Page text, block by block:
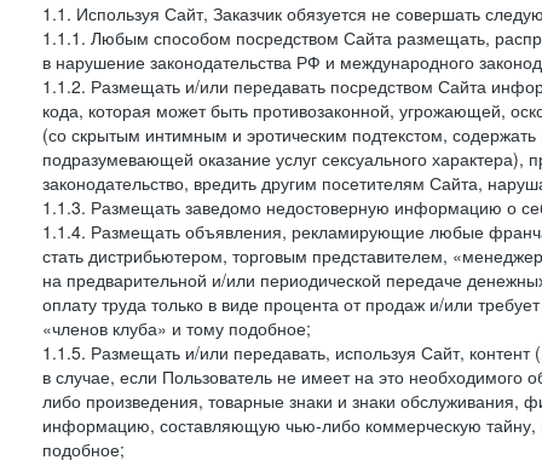
1.1. Используя Сайт, Заказчик обязуется не совершать
1.1.1. Любым способом посредством Сайта размещать,
в нарушение законодательства РФ и международного
1.1.2. Размещать и/или передавать посредством Сайта
кода, которая может быть противозаконной, угрожающей,
(со скрытым интимным и эротическим подтекстом,
подразумевающей оказание услуг сексуального
законодательство, вредить другим посетителям Сайта,
1.1.3. Размещать заведомо недостоверную информацию о
1.1.4. Размещать объявления, рекламирующие любые
стать дистрибьютером, торговым представителем,
на предварительной и/или периодической передаче
оплату труда только в виде процента от продаж и/или
«членов клуба» и тому подобное;
1.1.5. Размещать и/или передавать, используя Сайт,
в случае, если Пользователь не имеет на это
либо произведения, товарные знаки и знаки
информацию, составляющую чью-либо коммерческую тайну,
подобное;